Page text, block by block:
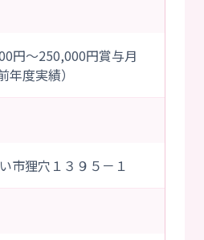
円～250,000円賞与月
度実績）
市狸穴１３９５－１